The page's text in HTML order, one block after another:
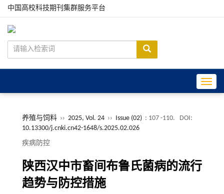
中国高校科技期刊集群服务平台
养殖与饲料 ›› 2025, Vol. 24 ›› Issue (02) : 107 -110.
DOI:
10.13300/j.cnki.cn42-1648/s.2025.02.026
疾病防控
陕西汉中市畜间布鲁氏菌病的流行
趋势与防控措施